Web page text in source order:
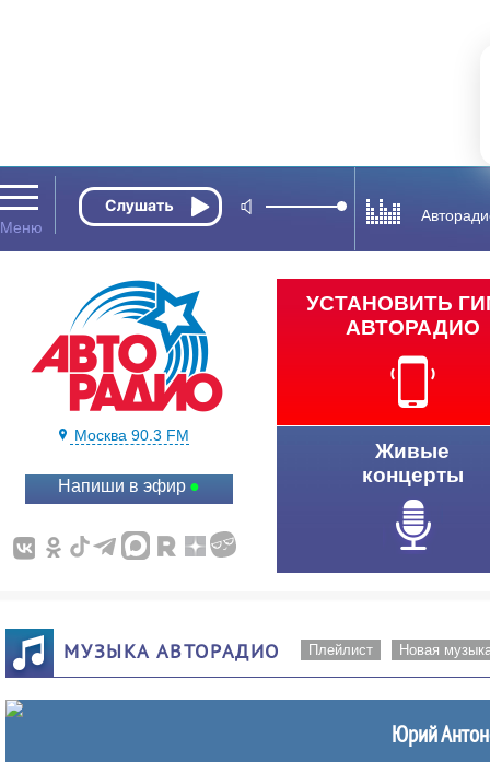
Москва 90.3 FM
Напиши в эфир
УСТАНОВИТЬ
АВТОРАДИО
Живые
концерты
МУЗЫКА АВТОРАДИО Плейлист Новая
Юрий